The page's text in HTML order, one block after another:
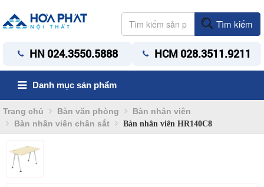
Tìm kiếm
HN 024.3550.5888 HCM 028.3511.9211
Danh mục sản phẩm
Trang chủ Bàn văn phòng
Bàn nhân viên
Bàn nhân viên chân sắt
Bàn nhân viên HR140C8